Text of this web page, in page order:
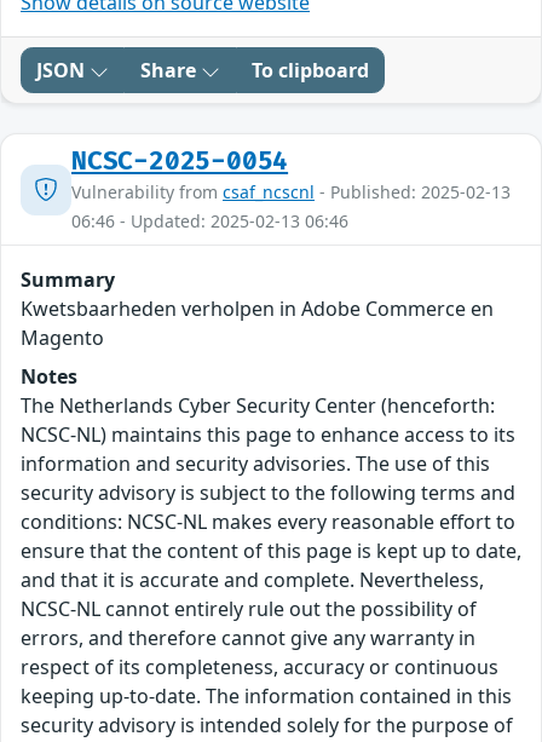
JSON Share To clipboard
NCSC-2025-0054
Vulnerability from csaf_ncscnl - Published: 2025-02-13
06:46 - Updated: 2025-02-13 06:46
Summary
Kwetsbaarheden verholpen in Adobe Commerce en
Magento
Notes
The Netherlands Cyber Security Center (henceforth:
NCSC-NL) maintains this page to enhance access to its
information and security advisories. The use of this
security advisory is subject to the following terms and
conditions: NCSC-NL makes every reasonable effort to
ensure that the content of this page is kept up to date,
and that it is accurate and complete. Nevertheless,
NCSC-NL cannot entirely rule out the possibility of
errors, and therefore cannot give any warranty in
respect of its completeness, accuracy or continuous
keeping up-to-date. The information contained in this
security advisory is intended solely for the purpose of